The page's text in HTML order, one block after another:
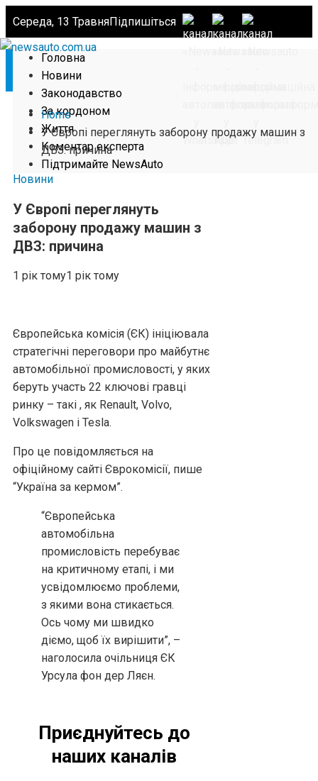
Середа, 13 ТравняПідпишіться
Головна
Новини
Законодавство
За кордоном
Життя
Коментар експерта
Підтримайте NewsAuto
Home
У Європі переглянуть заборону продажу машин з
ДВЗ: причина
Новини
У Європі переглянуть
заборону продажу машин з
ДВЗ: причина
1 рік тому1 рік тому
Європейська комісія (ЄК) ініціювала
стратегічні переговори про майбутнє
автомобільної промисловості, у яких
беруть участь 22 ключові гравці
ринку – такі , як Renault, Volvo,
Volkswagen і Tesla.
Про це повідомляється на
офіційному сайті Єврокомісії, пише
“Україна за кермом”.
“Європейська
автомобільна
промисловість перебуває
на критичному етапі, і ми
усвідомлюємо проблеми,
з якими вона стикається.
Ось чому ми швидко
діємо, щоб їх вирішити”, –
наголосила очільниця ЄК
Урсула фон дер Ляєн.
Приєднуйтесь до
наших каналів